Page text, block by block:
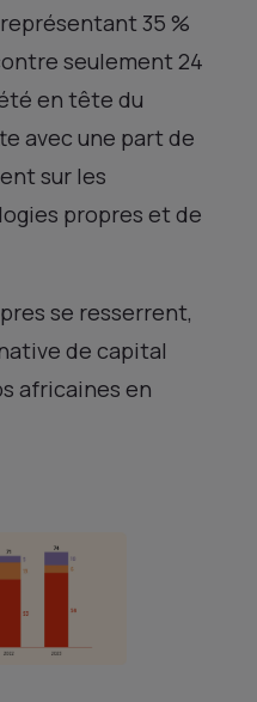
35 %
seulement 24
en tête du
avec une part de
sur les
propres et de
se resserrent,
de capital
africaines en